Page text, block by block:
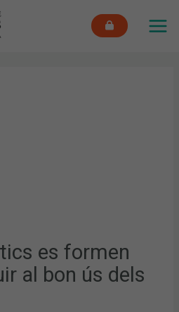
es formen
al bon ús dels